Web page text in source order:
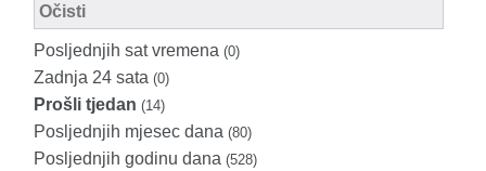
OčistiModified Facet Filter
Posljednjih sat vremena (0)
Zadnja 24 sata (0)
Prošli tjedan (14)
Posljednjih mjesec dana (80)
Posljednjih godinu dana (528)